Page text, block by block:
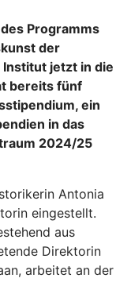
Programms
der
Institut jetzt in die
bereits fünf
ein
in das
2024/25
Antonia
eingestellt.
aus
Direktorin
arbeitet an der